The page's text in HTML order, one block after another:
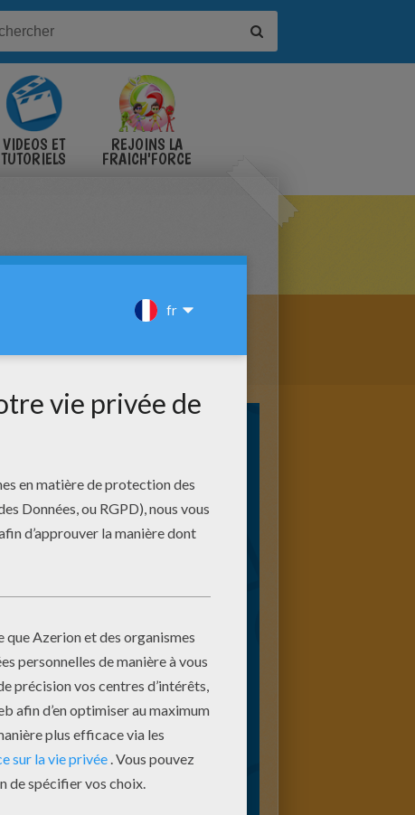
VIDÉOS ET
TUTORIELS
REJOINS LA
FRAICH'FORCE